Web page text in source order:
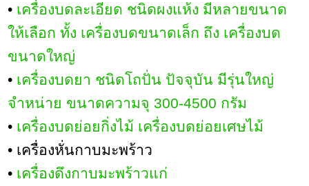
• เครื่องบดละเอียด ชนิดผงแห้ง มีหลายขนาด
ให้เลือก ทั้ง เครื่องบดขนาดเล็ก ถึง เครื่องบด
ขนาดใหญ่
• เครื่องบดยา ชนิดโถปั่น ปัจจุบัน มีรุ่นใหญ่
จำหน่าย ขนาดความจุ 300-4500 กรัม
• เครื่องบดย่อยกิ่งไม้ เครื่องบดย่อยเศษไม้
• เครื่องหั่นกาบมะพร้าว
• เครื่องดึงกาบมะพร้าวแก่